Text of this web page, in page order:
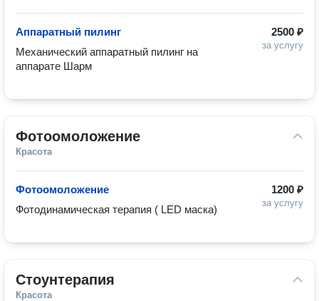
2500 ₽
за услугу
Аппаратный пилинг
Механический аппаратный пилинг на
аппарате Шарм
Фотоомоложение
Красота
1200 ₽
за услугу
Фотоомоложение
Фотодинамическая терапия ( LED маска)
Стоунтерапия
Красота